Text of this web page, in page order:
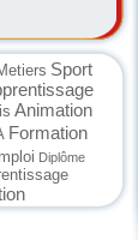
Sport
Animation
Formation
Diplôme